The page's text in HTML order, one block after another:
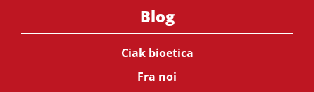
Blog
Ciak bioetica
Fra noi